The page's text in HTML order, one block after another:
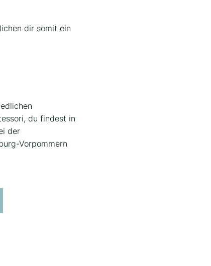
dir somit ein
du findest in
der
Vorpommern